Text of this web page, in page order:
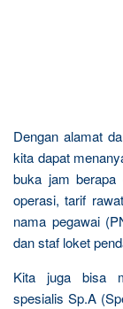
Dengan alamat
kita dapat
buka jam berapa
operasi, tarif
nama pegawai
dan staf loket
Kita juga bisa
spesialis Sp.A